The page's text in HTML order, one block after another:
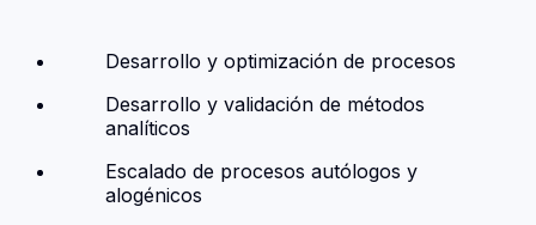
Desarrollo y optimización de procesos
Desarrollo y validación de métodos
analíticos
Escalado de procesos autólogos y
alogénicos